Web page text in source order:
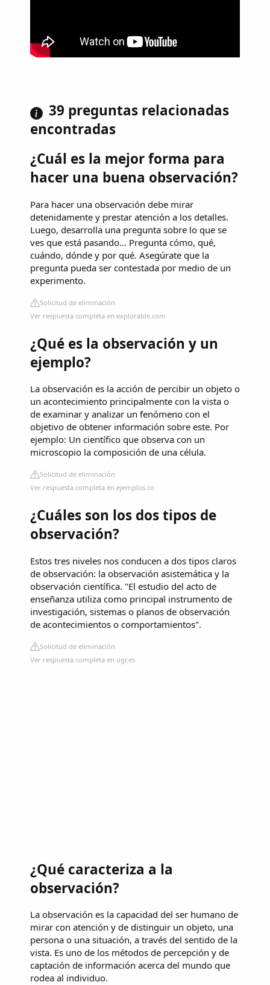
39 preguntas relacionadas
encontradas
¿Cuál es la mejor forma para
hacer una buena observación?
Para hacer una observación debe mirar
detenidamente y prestar atención a los detalles.
Luego, desarrolla una pregunta sobre lo que se
ves que está pasando... Pregunta cómo, qué,
cuándo, dónde y por qué. Asegúrate que la
pregunta pueda ser contestada por medio de un
experimento.
Solicitud de eliminación
Ver respuesta completa en explorable.com
¿Qué es la observación y un
ejemplo?
La observación es la acción de percibir un objeto o
un acontecimiento principalmente con la vista o
de examinar y analizar un fenómeno con el
objetivo de obtener información sobre este. Por
ejemplo: Un científico que observa con un
microscopio la composición de una célula.
Solicitud de eliminación
Ver respuesta completa en ejemplos.co
¿Cuáles son los dos tipos de
observación?
Estos tres niveles nos conducen a dos tipos claros
de observación: la observación asistemática y la
observación científica. "El estudio del acto de
enseñanza utiliza como principal instrumento de
investigación, sistemas o planos de observación
de acontecimientos o comportamientos".
Solicitud de eliminación
Ver respuesta completa en ugr.es
¿Qué caracteriza a la
observación?
La observación es la capacidad del ser humano de
mirar con atención y de distinguir un objeto, una
persona o una situación, a través del sentido de la
vista. Es uno de los métodos de percepción y de
captación de información acerca del mundo que
rodea al individuo.